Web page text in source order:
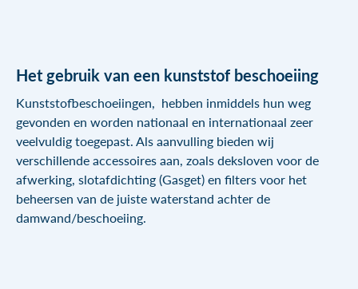
Het gebruik van een kunststof beschoeiing
Kunststofbeschoeiingen, hebben inmiddels hun weg
gevonden en worden nationaal en internationaal zeer
veelvuldig toegepast. Als aanvulling bieden wij
verschillende accessoires aan, zoals deksloven voor de
afwerking, slotafdichting (Gasget) en filters voor het
beheersen van de juiste waterstand achter de
damwand/beschoeiing.